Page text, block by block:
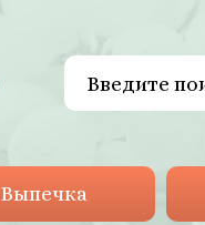
Выпечка